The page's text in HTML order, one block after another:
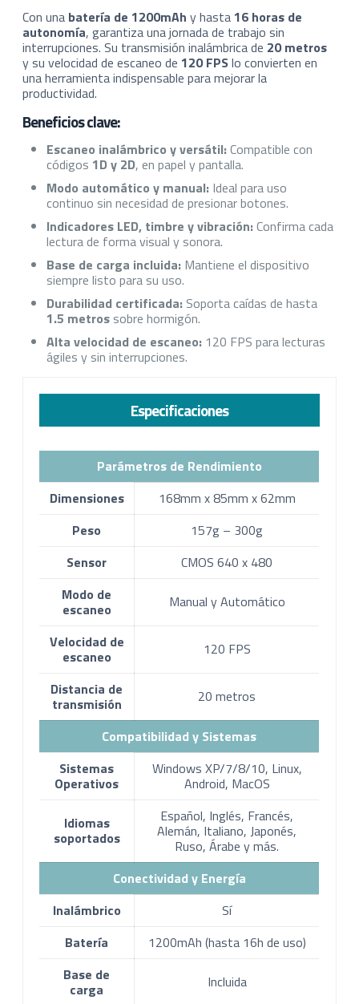
Con una batería de 1200mAh y hasta 16 horas de
autonomía, garantiza una jornada de trabajo sin
interrupciones. Su transmisión inalámbrica de 20 metros
y su velocidad de escaneo de 120 FPSlo convierten en
una herramienta indispensable para mejorar la
productividad.
Beneficios clave:
Escaneo inalámbrico y versátil:Compatible con
códigos 1D y 2D, en papel y pantalla.
Modo automático y manual: Ideal para uso
continuo sin necesidad de presionar botones.
Indicadores LED, timbre y vibración:Confirma cada
lectura de forma visual y sonora.
Base de carga incluida: Mantiene el dispositivo
siempre listo para su uso.
Durabilidad certificada: Soporta caídas de hasta
1.5 metros sobre hormigón.
Alta velocidad de escaneo: 120 FPS para lecturas
ágiles y sin interrupciones.
Especificaciones
Parámetros de Rendimiento
Dimensiones
168mm x 85mm x 62mm
Peso
157g – 300g
Sensor
CMOS 640 x 480
Modo de
escaneo Manual y Automático
Velocidad de
escaneo 120 FPS
Distancia de
transmisión 20 metros
Compatibilidad y Sistemas
Sistemas
Operativos
Windows XP/7/8/10, Linux,
Android, MacOS
Idiomas
soportados
Español, Inglés, Francés,
Alemán, Italiano, Japonés,
Ruso, Árabe y más.
Conectividad y Energía
Inalámbrico
Sí
Batería
1200mAh (hasta 16h de uso)
Base de
carga Incluida